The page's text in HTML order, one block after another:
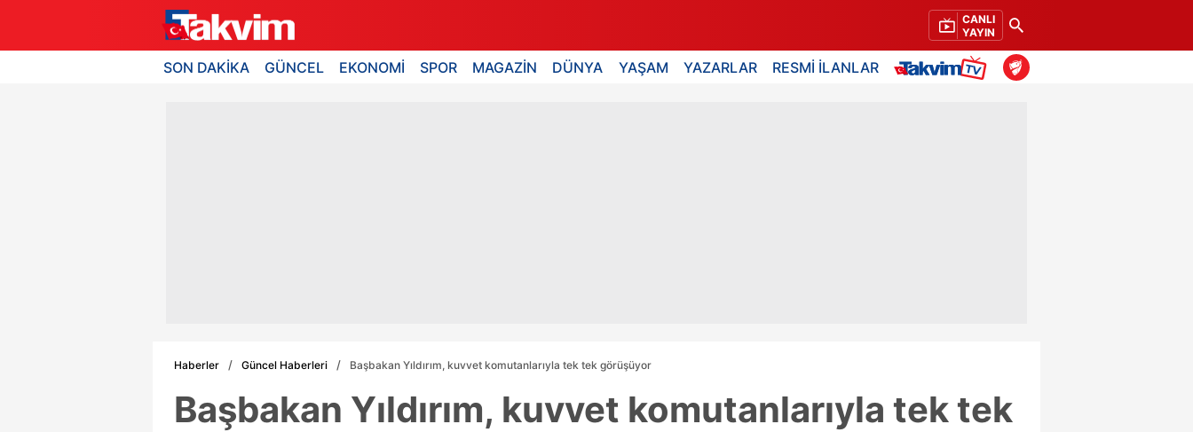
CANLI
YAYIN
SON DAKİKA GÜNCEL EKONOMİ SPOR MAGAZİN DÜNYA YAŞAM YAZARLAR RESMİ İLANLAR
Haberler Güncel Haberleri Başbakan Yıldırım, kuvvet komutanlarıyla tek tek görüşüyor
Başbakan Yıldırım, kuvvet komutanlarıyla tek tek